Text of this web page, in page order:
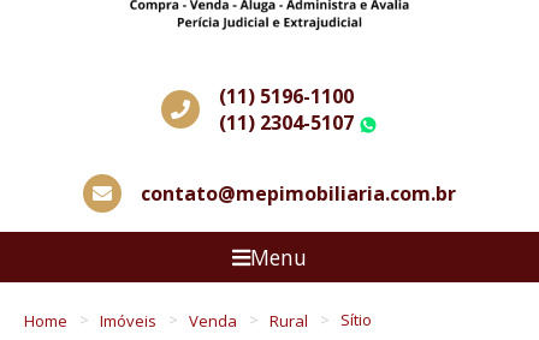
(11) 5196-1100
(11) 2304-5107
contato@mepimobiliaria.com.br
Menu
Home Imóveis Venda Rural Sítio